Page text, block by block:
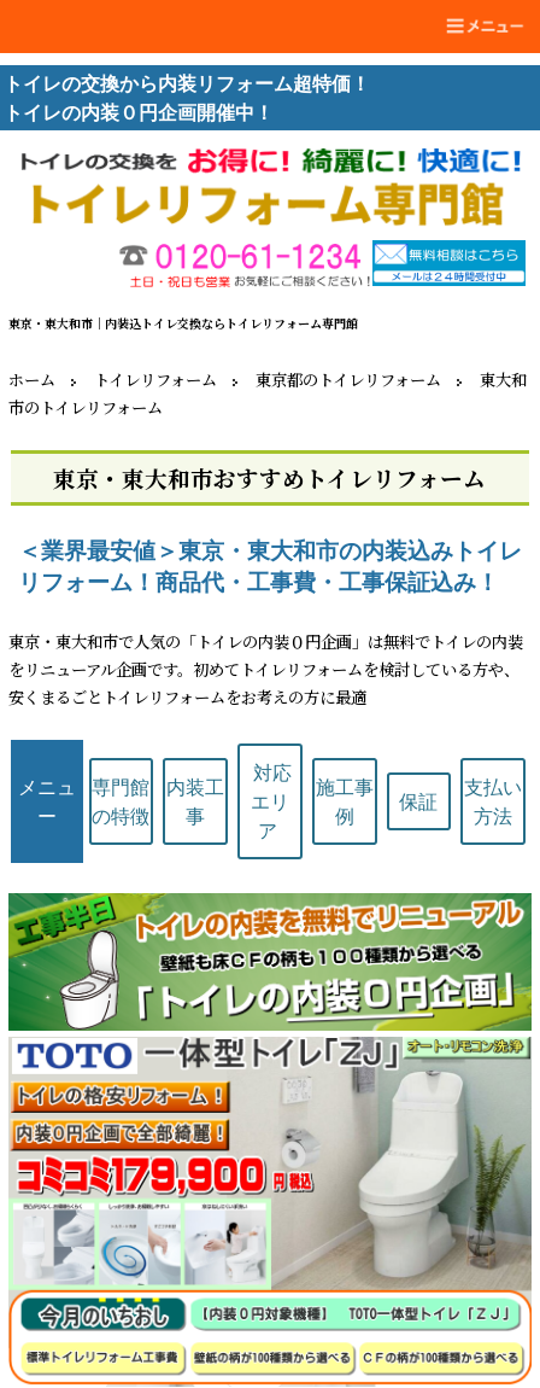
トイレの交換から内装リフォーム超特価！
トイレの内装０円企画開催中！
東京・東大和市｜内装込トイレ交換ならトイレリフォーム専門館
ホーム トイレリフォーム 東京都のトイレリフォーム
東大和
市のトイレリフォーム
東京・東大和市おすすめトイレリフォーム
＜業界最安値＞東京・東大和市の内装込みトイレ
リフォーム！商品代・工事費・工事保証込み！
東京・東大和市で人気の「トイレの内装０円企画」は無料でトイレの内装
をリニューアル企画です。初めてトイレリフォームを検討している方や、
安くまるごとトイレリフォームをお考えの方に最適
メニュ
ー
専門館
の特徴
内装工
事
対応
エリ
ア
施工事
例
保証
支払い
方法